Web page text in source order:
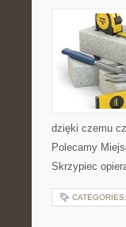
dzięki czemu
Polecamy
Skrzypiec
CATEGORIES: